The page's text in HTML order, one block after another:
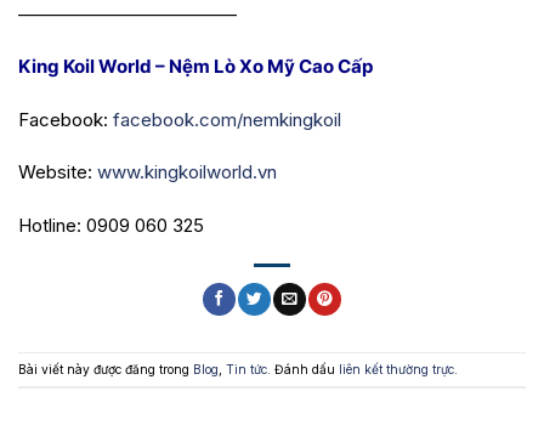
————————————
King Koil World – Nệm Lò Xo Mỹ Cao Cấp
Facebook: facebook.com/nemkingkoil
Website: www.kingkoilworld.vn
Hotline: 0909 060 325
Bài viết này được đăng trong Blog Tin tức . Đánh dấu liên kết thường trực